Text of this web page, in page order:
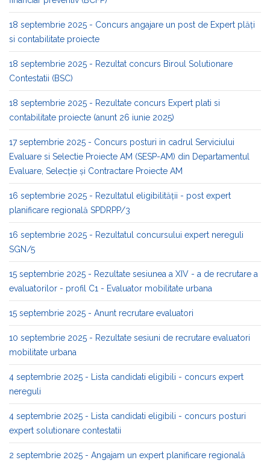
18 septembrie 2025 - Concurs angajare un post de Expert plăți
si contabilitate proiecte
18 septembrie 2025 - Rezultat concurs Biroul Solutionare
Contestatii (BSC)
18 septembrie 2025 - Rezultate concurs Expert plati si
contabilitate proiecte (anunt 26 iunie 2025)
17 septembrie 2025 - Concurs posturi in cadrul Serviciului
Evaluare si Selectie Proiecte AM (SESP-AM) din Departamentul
Evaluare, Selecție și Contractare Proiecte AM
16 septembrie 2025 - Rezultatul eligibilității - post expert
planificare regională SPDRPP/3
16 septembrie 2025 - Rezultatul concursului expert nereguli
SGN/5
15 septembrie 2025 - Rezultate sesiunea a XIV - a de recrutare a
evaluatorilor - profil C1 - Evaluator mobilitate urbana
15 septembrie 2025 - Anunt recrutare evaluatori
10 septembrie 2025 - Rezultate sesiuni de recrutare evaluatori
mobilitate urbana
4 septembrie 2025 - Lista candidati eligibili - concurs expert
nereguli
4 septembrie 2025 - Lista candidati eligibili - concurs posturi
expert solutionare contestatii
2 septembrie 2025 - Angajam un expert planificare regională